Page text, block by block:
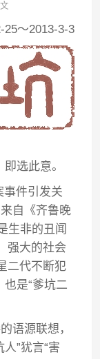
25～2013-3-3
选此意。
事件引发关
自《齐鲁晚
生非的丑闻
强大的社会
二代不断犯
是“爹坑二
语源联想，
”犹言“害